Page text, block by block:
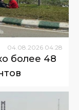
04.08.2026 04:28
более 48